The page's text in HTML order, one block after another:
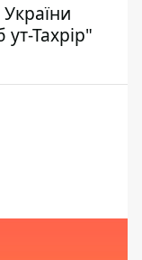
Тахрір"